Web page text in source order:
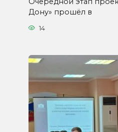
Дону» прошёл в
14